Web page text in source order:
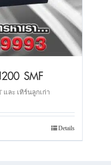
SMF
และ เทิร์นลูกเก่า
Details